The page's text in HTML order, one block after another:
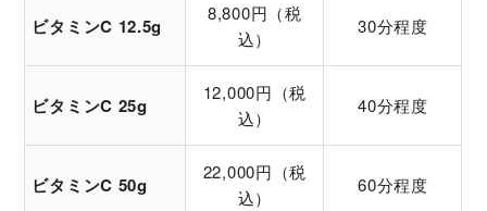
ビタミンC 12.5g
8,800円（税
込）
30分程度
ビタミンC 25g
12,000円（税
込）
40分程度
ビタミンC 50g
22,000円（税
込）
60分程度